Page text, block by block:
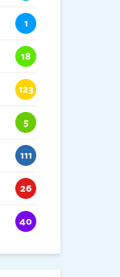
1
18
123
5
111
26
40